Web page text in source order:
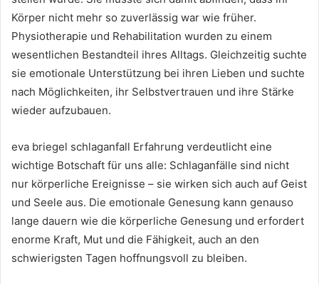
Körper nicht mehr so ​​zuverlässig war wie früher.
Physiotherapie und Rehabilitation wurden zu einem
wesentlichen Bestandteil ihres Alltags. Gleichzeitig suchte
sie emotionale Unterstützung bei ihren Lieben und suchte
nach Möglichkeiten, ihr Selbstvertrauen und ihre Stärke
wieder aufzubauen.
eva briegel schlaganfall Erfahrung verdeutlicht eine
wichtige Botschaft für uns alle: Schlaganfälle sind nicht
nur körperliche Ereignisse – sie wirken sich auch auf Geist
und Seele aus. Die emotionale Genesung kann genauso
lange dauern wie die körperliche Genesung und erfordert
enorme Kraft, Mut und die Fähigkeit, auch an den
schwierigsten Tagen hoffnungsvoll zu bleiben.